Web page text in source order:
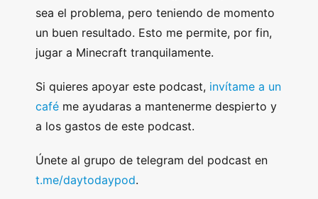
sea el problema, pero teniendo de momento
un buen resultado. Esto me permite, por fin,
jugar a Minecraft tranquilamente.
Si quieres apoyar este podcast, invítame a un
café me ayudaras a mantenerme despierto y
a los gastos de este podcast.
Únete al grupo de telegram del podcast en
t.me/daytodaypod.